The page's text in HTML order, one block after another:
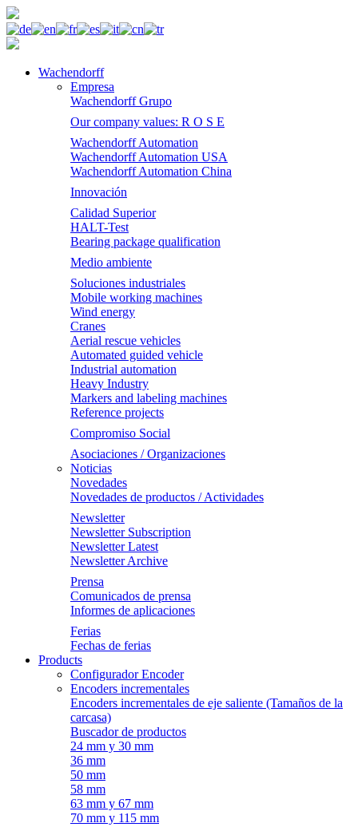
Wachendorff
Empresa
Wachendorff Grupo
Our company values: R O S E
Wachendorff Automation
Wachendorff Automation USA
Wachendorff Automation China
Innovación
Calidad Superior
HALT-Test
Bearing package qualification
Medio ambiente
Soluciones industriales
Mobile working machines
Wind energy
Cranes
Aerial rescue vehicles
Automated guided vehicle
Industrial automation
Heavy Industry
Markers and labeling machines
Reference projects
Compromiso Social
Asociaciones / Organizaciones
Noticias
Novedades
Novedades de productos / Actividades
Newsletter
Newsletter Subscription
Newsletter Latest
Newsletter Archive
Prensa
Comunicados de prensa
Informes de aplicaciones
Ferias
Fechas de ferias
Products
Configurador Encoder
Encoders incrementales
Encoders incrementales de eje saliente (Tamaños de la
carcasa)
Buscador de productos
24 mm y 30 mm
36 mm
50 mm
58 mm
63 mm y 67 mm
70 mm y 115 mm